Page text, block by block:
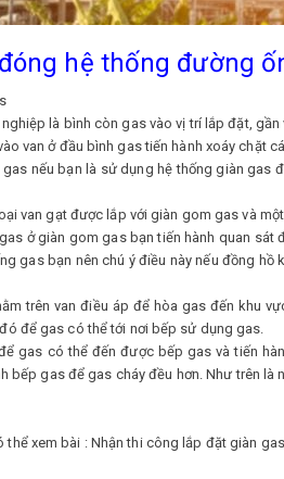
hệ thống đường
là bình còn gas vào vị trí lắp đặt,
van ở đầu bình gas tiến hành xoáy
gas nếu bạn là sử dụng hệ thống giàn
van gạt được lắp với giàn gom gas và
ở giàn gom gas bạn tiến hành quan
gas bạn nên chú ý điều này nếu đồng
trên van điều áp để hòa gas đến khu
để gas có thể tới nơi bếp sử dụng gas.
gas có thể đến được bếp gas và tiến
bếp gas để gas cháy đều hơn. Như trên
thể xem bài : Nhận thi công lắp đặt giàn